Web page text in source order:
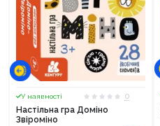
У наявності
0
Настільна гра Доміно
Звіроміно